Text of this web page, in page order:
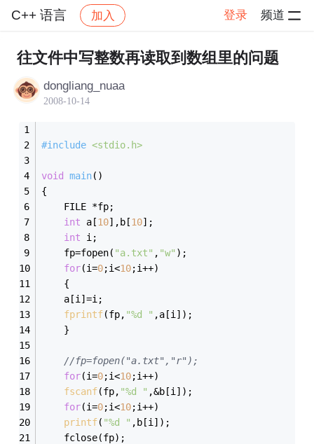
C++ 语言 加入 登录 频道
社区 C++ 语言 帖子详情
往文件中写整数再读取到数组里的问题
dongliang_nuaa
2008-10-14
#include <stdio.h>
void main()
{
    FILE *fp;
int a[10],b[10];
int i;
    fp=fopen(
"a.txt" , "w" );
for(i=0;i<10;i++)
    {
	a[i]=i;
fprintf(fp, "%d " ,a[i]);
    }
//fp=fopen("a.txt","r");
for(i=0;i<10;i++)
fscanf(fp, "%d " ,&b[i]);
for(i=0;i<10;i++)
printf( "%d " ,b[i]);
    fclose(fp);